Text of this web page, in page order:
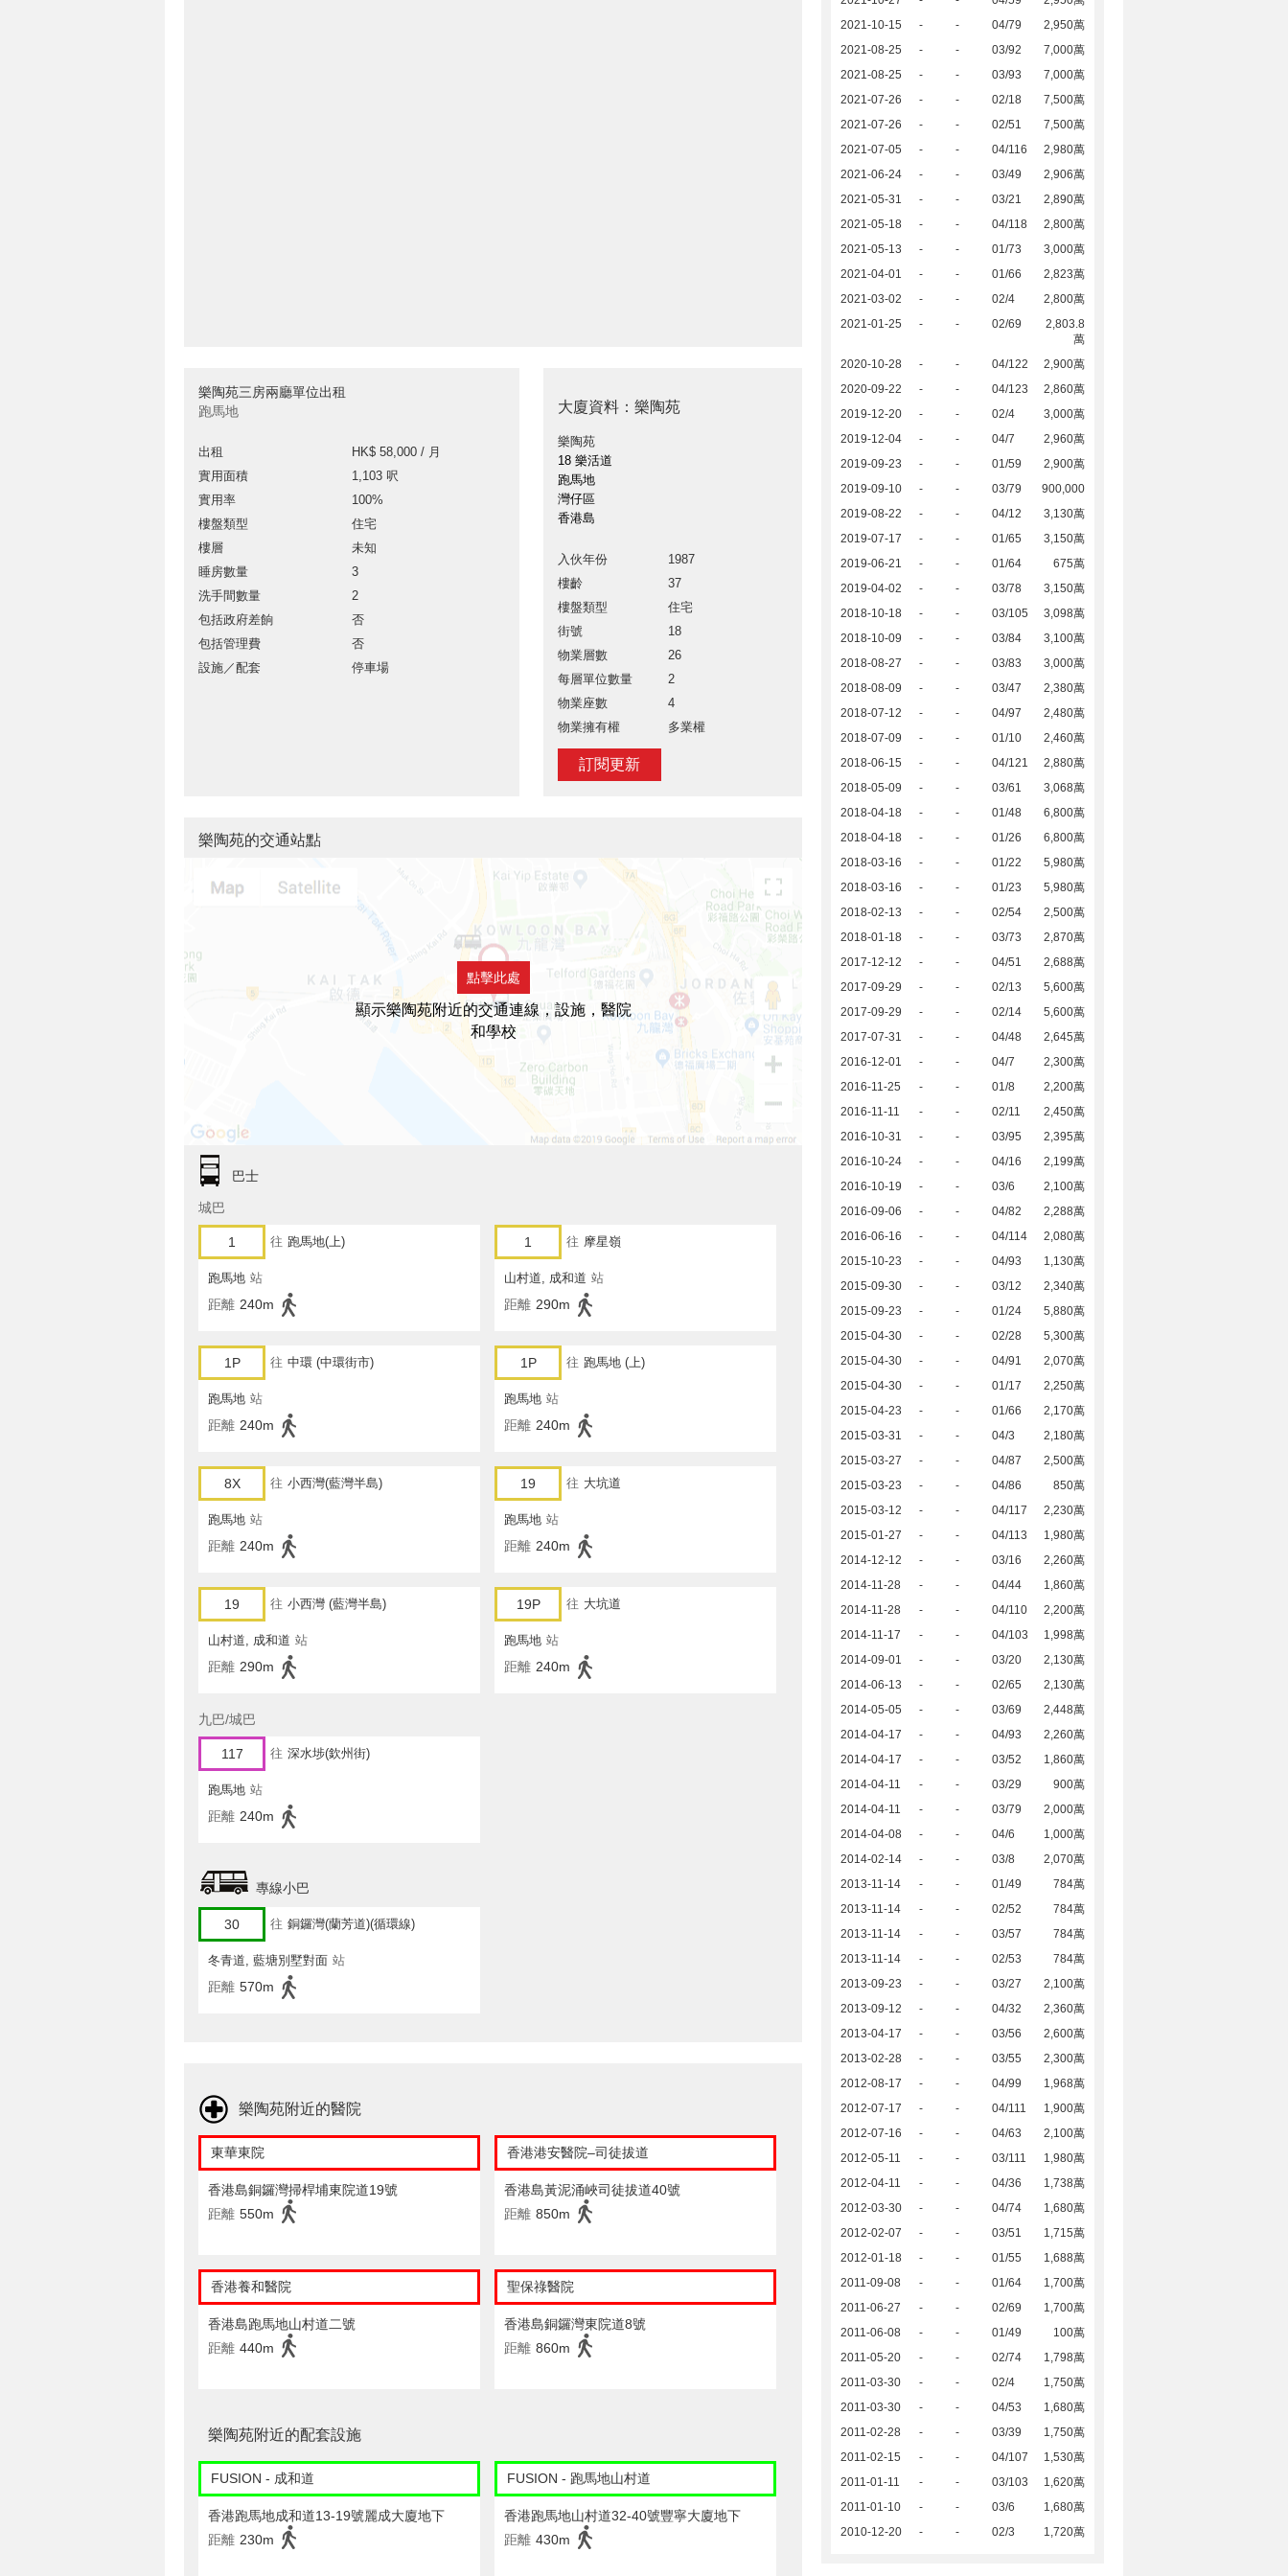
樂陶苑三房兩廳單位出租
跑馬地
出租
HK$ 58,000 / 月
實用面積
1,103 呎
實用率
100%
樓盤類型
住宅
樓層
未知
睡房數量
3
洗手間數量
2
包括政府差餉
否
包括管理費
否
設施／配套
停車場
大廈資料：樂陶苑
樂陶苑
18 樂活道
跑馬地
灣仔區
香港島
入伙年份
1987
樓齡
37
樓盤類型
住宅
街號
18
物業層數
26
每層單位數量
2
物業座數
4
物業擁有權
多業權
訂閱更新
2021-10-15
- - 04/79
2,950萬
2021-08-25
- - 03/92
7,000萬
2021-08-25
- - 03/93
7,000萬
2021-07-26
- - 02/18
7,500萬
2021-07-26
- - 02/51
7,500萬
2021-07-05
- - 04/116
2,980萬
2021-06-24
- - 03/49
2,906萬
2021-05-31
- - 03/21
2,890萬
2021-05-18
- - 04/118
2,800萬
2021-05-13
- - 01/73
3,000萬
2021-04-01
- - 01/66
2,823萬
2021-03-02
- - 02/4
2,800萬
2021-01-25
- - 02/69
2,803.8
萬
2020-10-28
- - 04/122
2,900萬
2020-09-22
- - 04/123
2,860萬
2019-12-20
- - 02/4
3,000萬
2019-12-04
- - 04/7
2,960萬
2019-09-23
- - 01/59
2,900萬
2019-09-10
- - 03/79
900,000
2019-08-22
- - 04/12
3,130萬
2019-07-17
- - 01/65
3,150萬
2019-06-21
- - 01/64
675萬
2019-04-02
- - 03/78
3,150萬
2018-10-18
- - 03/105
3,098萬
2018-10-09
- - 03/84
3,100萬
2018-08-27
- - 03/83
3,000萬
2018-08-09
- - 03/47
2,380萬
2018-07-12
- - 04/97
2,480萬
2018-07-09
- - 01/10
2,460萬
2018-06-15
- - 04/121
2,880萬
2018-05-09
- - 03/61
3,068萬
2018-04-18
- - 01/48
6,800萬
2018-04-18
- - 01/26
6,800萬
2018-03-16
- - 01/22
5,980萬
2018-03-16
- - 01/23
5,980萬
2018-02-13
- - 02/54
2,500萬
2018-01-18
- - 03/73
2,870萬
2017-12-12
- - 04/51
2,688萬
2017-09-29
- - 02/13
5,600萬
2017-09-29
- - 02/14
5,600萬
2017-07-31
- - 04/48
2,645萬
2016-12-01
- - 04/7
2,300萬
2016-11-25
- - 01/8
2,200萬
2016-11-11
- - 02/11
2,450萬
2016-10-31
- - 03/95
2,395萬
2016-10-24
- - 04/16
2,199萬
2016-10-19
- - 03/6
2,100萬
2016-09-06
- - 04/82
2,288萬
2016-06-16
- - 04/114
2,080萬
2015-10-23
- - 04/93
1,130萬
2015-09-30
- - 03/12
2,340萬
2015-09-23
- - 01/24
5,880萬
2015-04-30
- - 02/28
5,300萬
2015-04-30
- - 04/91
2,070萬
2015-04-30
- - 01/17
2,250萬
2015-04-23
- - 01/66
2,170萬
2015-03-31
- - 04/3
2,180萬
2015-03-27
- - 04/87
2,500萬
2015-03-23
- - 04/86
850萬
2015-03-12
- - 04/117
2,230萬
2015-01-27
- - 04/113
1,980萬
2014-12-12
- - 03/16
2,260萬
2014-11-28
- - 04/44
1,860萬
2014-11-28
- - 04/110
2,200萬
2014-11-17
- - 04/103
1,998萬
2014-09-01
- - 03/20
2,130萬
2014-06-13
- - 02/65
2,130萬
2014-05-05
- - 03/69
2,448萬
2014-04-17
- - 04/93
2,260萬
2014-04-17
- - 03/52
1,860萬
2014-04-11
- - 03/29
900萬
2014-04-11
- - 03/79
2,000萬
2014-04-08
- - 04/6
1,000萬
2014-02-14
- - 03/8
2,070萬
2013-11-14
- - 01/49
784萬
2013-11-14
- - 02/52
784萬
2013-11-14
- - 03/57
784萬
2013-11-14
- - 02/53
784萬
2013-09-23
- - 03/27
2,100萬
2013-09-12
- - 04/32
2,360萬
2013-04-17
- - 03/56
2,600萬
2013-02-28
- - 03/55
2,300萬
2012-08-17
- - 04/99
1,968萬
2012-07-17
- - 04/111
1,900萬
2012-07-16
- - 04/63
2,100萬
2012-05-11
- - 03/111
1,980萬
2012-04-11
- - 04/36
1,738萬
2012-03-30
- - 04/74
1,680萬
2012-02-07
- - 03/51
1,715萬
2012-01-18
- - 01/55
1,688萬
2011-09-08
- - 01/64
1,700萬
2011-06-27
- - 02/69
1,700萬
2011-06-08
- - 01/49
100萬
2011-05-20
- - 02/74
1,798萬
2011-03-30
- - 02/4
1,750萬
2011-03-30
- - 04/53
1,680萬
2011-02-28
- - 03/39
1,750萬
2011-02-15
- - 04/107
1,530萬
2011-01-11
- - 03/103
1,620萬
2011-01-10
- - 03/6
1,680萬
2010-12-20
- - 02/3 1,720萬
樂陶苑的交通站點
點擊此處
顯示樂陶苑附近的交通連線，設施，醫院
和學校
巴士
城巴
1 往 跑馬地(上)
跑馬地 站
距離 240m
1 往 摩星嶺
山村道, 成和道 站
距離 290m
1P 往 中環 (中環街市)
跑馬地 站
距離 240m
1P 往 跑馬地 (上)
跑馬地 站
距離 240m
8X 往 小西灣(藍灣半島)
跑馬地 站
距離 240m
19 往 大坑道
跑馬地 站
距離 240m
19 往 小西灣 (藍灣半島)
山村道, 成和道 站
距離 290m
19P 往 大坑道
跑馬地 站
距離 240m
九巴/城巴
117 往 深水埗(欽州街)
跑馬地 站
距離 240m
專線小巴
30 往 銅鑼灣(蘭芳道)(循環線)
冬青道, 藍塘別墅對面 站
距離 570m
樂陶苑附近的醫院
東華東院
香港島銅鑼灣掃桿埔東院道19號
距離 550m
香港港安醫院–司徒拔道
香港島黃泥涌峽司徒拔道40號
距離 850m
香港養和醫院
香港島跑馬地山村道二號
距離 440m
聖保祿醫院
香港島銅鑼灣東院道8號
距離 860m
樂陶苑附近的配套設施
FUSION - 成和道
香港跑馬地成和道13-19號麗成大廈地下
距離 230m
FUSION - 跑馬地山村道
香港跑馬地山村道32-40號豐寧大廈地下
距離 430m